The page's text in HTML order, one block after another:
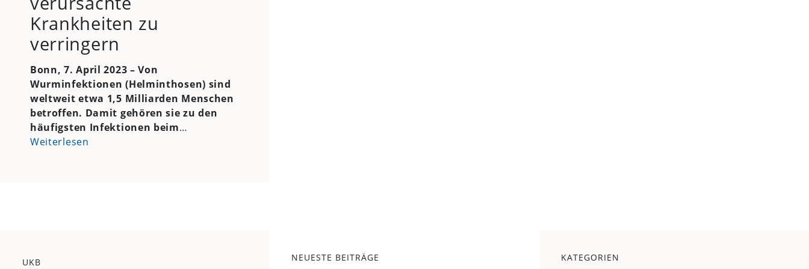
Krankheiten zu
verringern
Bonn, 7. April 2023 –Von
Wurminfektionen (Helminthosen) sind
weltweit etwa 1,5 Milliarden Menschen
betroffen. Damit gehören sie zu den
häufigsten Infektionen beim…
Weiterlesen
UKB NEUESTE BEITRÄGE KATEGORIEN